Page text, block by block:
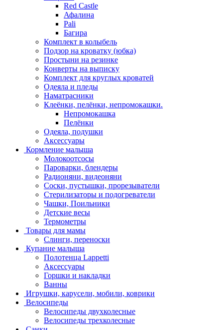
Red Castle
Афалина
Pali
Багира
Комплект в колыбель
Подзор на кроватку (юбка)
Простыни на резинке
Конверты на выписку
Комплект для круглых кроватей
Одеяла и пледы
Наматрасники
Клеёнки, пелёнки, непромокашки.
Непромокашка
Пелёнки
Одеяла, подушки
Аксессуары
Кормление малыша
Молокоотсосы
Пароварки, блендеры
Радионяни, видеоняни
Соски, пустышки, прорезыватели
Стерилизаторы и подогреватели
Чашки, Поильники
Детские весы
Термометры
Товары для мамы
Слинги, переноски
Купание малыша
Полотенца Lappetti
Аксессуары
Горшки и накладки
Ванны
Игрушки, карусели, мобили, коврики
Велосипеды
Велосипеды двухколесные
Велосипеды трехколесные